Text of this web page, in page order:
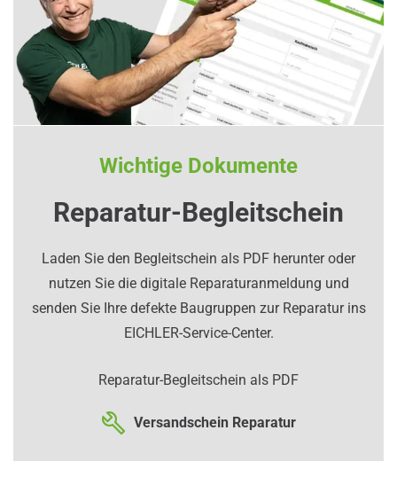
Wichtige Dokumente
Reparatur-Begleitschein
Laden Sie den Begleitschein als PDF herunter oder
nutzen Sie die digitale Reparaturanmeldung und
senden Sie Ihre defekte Baugruppen zur Reparatur ins
EICHLER-Service-Center.
Reparatur-Begleitschein als PDF
Versandschein Reparatur